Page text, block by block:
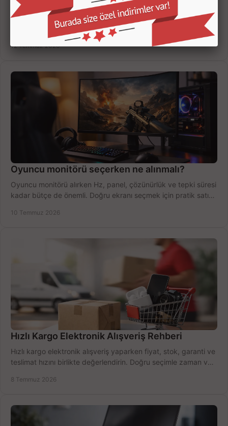
Oyuncu Monitörü Kaç İnç Olmalı? Doğru Seçim
Oyuncu monitörü kaç inç olmalı? 24, 27 ve 32 inç ekranları
çözünürlük, mesafe, oyun türü ve bütçeye göre doğru seçin,
fırsatları değerlendirin, inceleyin.
12 Temmuz 2026
Oyuncu monitörü seçerken ne alınmalı?
Oyuncu monitörü alırken Hz, panel, çözünürlük ve tepki süresi
kadar bütçe de önemli. Doğru ekranı seçmek için pratik satın
10 Temmuz 2026
Hızlı Kargo Elektronik Alışveriş Rehberi
Hızlı kargo elektronik alışveriş yaparken fiyat, stok, garanti ve
teslimat hızını birlikte değerlendirin. Doğru seçimle zaman ve
8 Temmuz 2026